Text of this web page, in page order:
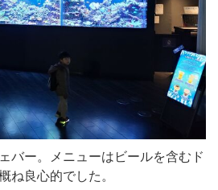
バー。メニューはビールを含むド
ね良心的でした。